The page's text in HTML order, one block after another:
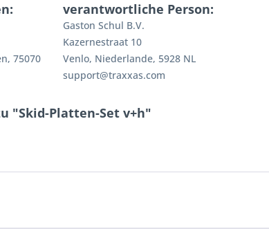
75070
verantwortliche Person:
Gaston Schul B.V.
Kazernestraat 10
Venlo, Niederlande, 5928 NL
support@traxxas.com
"Skid-Platten-Set v+h"